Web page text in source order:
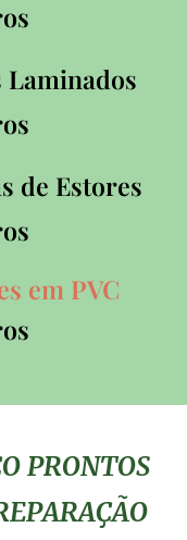
Laminados
de Estores
em PVC
PRONTOS